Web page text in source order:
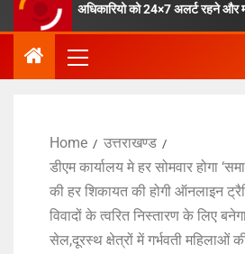
को 24×7 अलर्ट रहने और मोबाइल फोन ऑफ
Home
उत्तराखण्ड
डीएम कार्यालय मे हर सोमवार होगा
की हर शिकायत की होगी ऑनलाइन
विवादों के त्वरित निस्तारण के लिए
सेल,दूरस्थ क्षेत्रों में गर्भवती महिलाओं